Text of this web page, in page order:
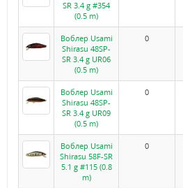
SR 3.4 g #354
(0.5 m)
Воблер Usami
Shirasu 48SP-
SR 3.4 g UR06
(0.5 m)
0
Воблер Usami
Shirasu 48SP-
SR 3.4 g UR09
(0.5 m)
0
Воблер Usami
Shirasu 58F-SR
5.1 g #115 (0.8
m)
0